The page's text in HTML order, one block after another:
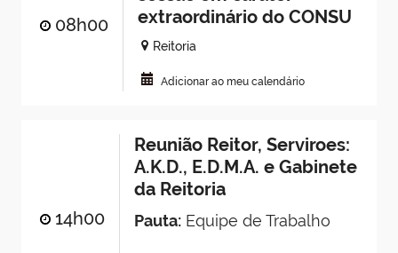
08h00
extraordinário do CONSU
Reitoria
Adicionar ao meu calendário
14h00
Reunião Reitor, Serviroes:
A.K.D., E.D.M.A. e Gabinete
da Reitoria
Pauta:Equipe de Trabalho